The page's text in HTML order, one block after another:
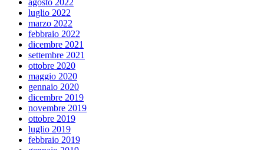
luglio 2022
marzo 2022
febbraio 2022
dicembre 2021
settembre 2021
ottobre 2020
maggio 2020
gennaio 2020
dicembre 2019
novembre 2019
ottobre 2019
luglio 2019
febbraio 2019